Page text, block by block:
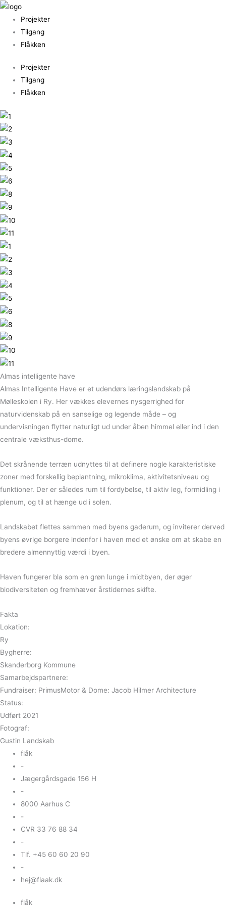
Gå
indholdet
Projekter
Tilgang
Flåkken
Projekter
Tilgang
Flåkken
Almas intelligente have
Almas Intelligente Have er et udendørs læringslandskab på
Mølleskolen i Ry. Her vækkes elevernes nysgerrighed for
naturvidenskab på en sanselige og legende måde – og
undervisningen flytter naturligt ud under åben himmel eller ind i den
centrale væksthus-dome.
Det skrånende terræn udnyttes til at definere nogle karakteristiske
zoner med forskellig beplantning, mikroklima, aktivitetsniveau og
funktioner. Der er således rum til fordybelse, til aktiv leg, formidling i
plenum, og til at hænge ud i solen.
Landskabet flettes sammen med byens gaderum, og inviterer derved
byens øvrige borgere indenfor i haven med et ønske om at skabe en
bredere almennyttig værdi i byen.
Haven fungerer bla som en grøn lunge i midtbyen, der øger
biodiversiteten og fremhæver årstidernes skifte.
Fakta
Lokation:
Ry
Bygherre:
Skanderborg Kommune
Samarbejdspartnere:
Fundraiser: PrimusMotor & Dome: Jacob Hilmer Architecture
Status:
Udført 2021
Fotograf:
Gustin Landskab
flåk
-
Jægergårdsgade 156 H
-
8000 Aarhus C
-
CVR 33 76 88 34
-
Tlf. +45 60 60 20 90
-
hej@flaak.dk
flåk